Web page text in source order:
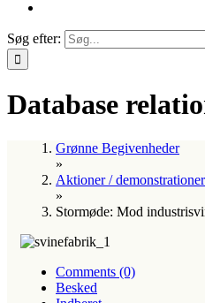
Søg efter:
Database
Grønne Begivenheder
»
Aktioner /
»
Stormøde: Mod
Comments (0)
Besked